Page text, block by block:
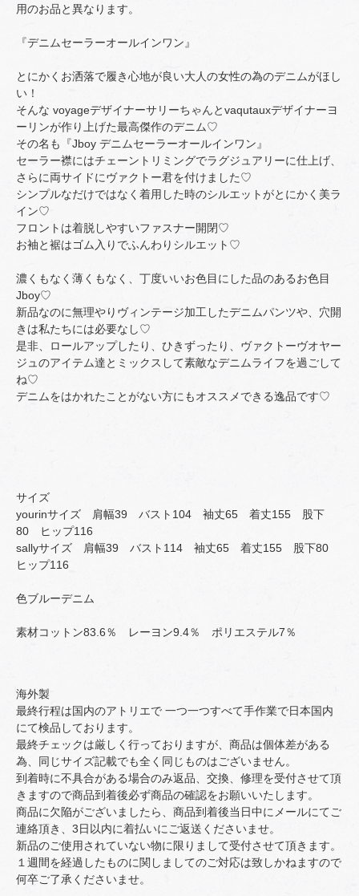
用のお品と異なります。
『デニムセーラーオールインワン』
とにかくお洒落で履き心地が良い大人の女性の為のデニムがほし
い！
そんな voyageデザイナーサリーちゃんとvaqutauxデザイナーヨ
ーリンが作り上げた最高傑作のデニム♡
その名も『Jboy デニムセーラーオールインワン』
セーラー襟にはチェーントリミングでラグジュアリーに仕上げ、
さらに両サイドにヴァクトー君を付けました♡
シンプルなだけではなく着用した時のシルエットがとにかく美ラ
イン♡
フロントは着脱しやすいファスナー開閉♡
お袖と裾はゴム入りでふんわりシルエット♡
濃くもなく薄くもなく、丁度いいお色目にした品のあるお色目
Jboy♡
新品なのに無理やりヴィンテージ加工したデニムパンツや、穴開
きは私たちには必要なし♡
是非、ロールアップしたり、ひきずったり、ヴァクトーヴオヤー
ジュのアイテム達とミックスして素敵なデニムライフを過ごして
ね♡
デニムをはかれたことがない方にもオススメできる逸品です♡
サイズ
yourinサイズ 肩幅39 バスト104 袖丈65 着丈155 股下
80 ヒップ116
sallyサイズ 肩幅39 バスト114 袖丈65 着丈155 股下80
ヒップ116
色ブルーデニム
素材コットン83.6％ レーヨン9.4％ ポリエステル7％
海外製
最終行程は国内のアトリエで 一つ一つすべて手作業で日本国内
にて検品しております。
最終チェックは厳しく行っておりますが、商品は個体差がある
為、同じサイズ記載でも全く同じものはございません。
到着時に不具合がある場合のみ返品、交換、修理を受付させて頂
きますので商品到着後必ず商品の確認をお願いいたします。
商品に欠陥がございましたら、商品到着後当日中にメールにてご
連絡頂き、3日以内に着払いにご返送くださいませ。
新品のご使用されていない物に限りまして受付させて頂きます。
１週間を経過したものに関しましてのご対応は致しかねますので
何卒ご了承くださいませ。